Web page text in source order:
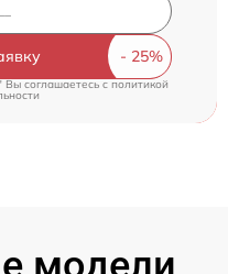
Вы соглашаетесь cполитикой